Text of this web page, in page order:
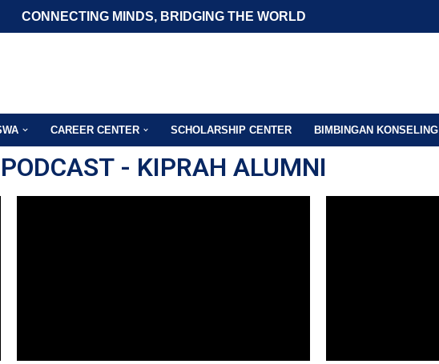
CONNECTING MINDS, BRIDGING THE WORLD
CAREER CENTER SCHOLARSHIP CENTER BIMBINGAN KONSELING
PODCAST - KIPRAH ALUMNI